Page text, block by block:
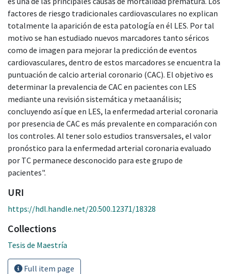
factores de riesgo tradicionales cardiovasculares no explican
totalmente la aparición de esta patología en él LES. Por tal
motivo se han estudiado nuevos marcadores tanto séricos
como de imagen para mejorar la predicción de eventos
cardiovasculares, dentro de estos marcadores se encuentra la
puntuación de calcio arterial coronario (CAC). El objetivo es
determinar la prevalencia de CAC en pacientes con LES
mediante una revisión sistemática y metaanálisis;
concluyendo así que en LES, la enfermedad arterial coronaria
por presencia de CAC es más prevalente en comparación con
los controles. Al tener solo estudios transversales, el valor
pronóstico para la enfermedad arterial coronaria evaluado
por TC permanece desconocido para este grupo de
pacientes".
URI
https://hdl.handle.net/20.500.12371/18328
Collections
Tesis de Maestría
Full item page